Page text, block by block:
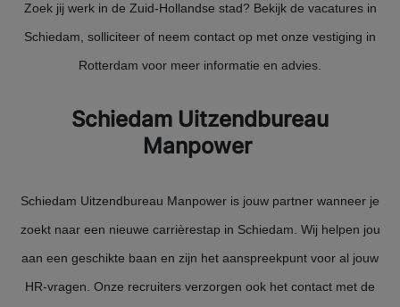
Zoek jij werk in de Zuid-Hollandse stad? Bekijk de vacatures in
Schiedam, solliciteer of neem contact op met onze vestiging in
Rotterdam voor meer informatie en advies.
Schiedam Uitzendbureau
Manpower
Schiedam Uitzendbureau Manpower is jouw partner wanneer je
zoekt naar een nieuwe carrièrestap in Schiedam. Wij helpen jou
aan een geschikte baan en zijn het aanspreekpunt voor al jouw
HR-vragen. Onze recruiters verzorgen ook het contact met de